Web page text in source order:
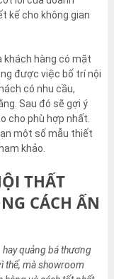
kế cho không gian
khách hàng có mặt
được việc bố trí nội
có nhu cầu,
Sau đó sẽ gợi ý
cho phù hợp nhất.
một số mẫu thiết
khảo.
THẤT
CÁCH ẤN
quảng bá thương
thế, mà showroom